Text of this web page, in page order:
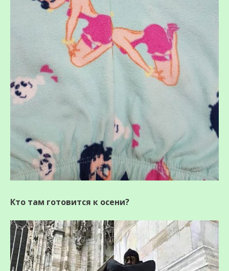
Кто там готовится к осени?